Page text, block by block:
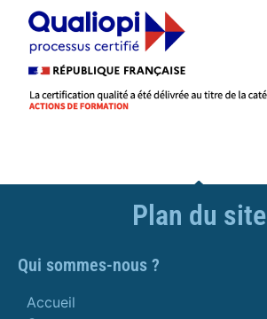
Plan du site
Qui sommes-nous ?
Accueil